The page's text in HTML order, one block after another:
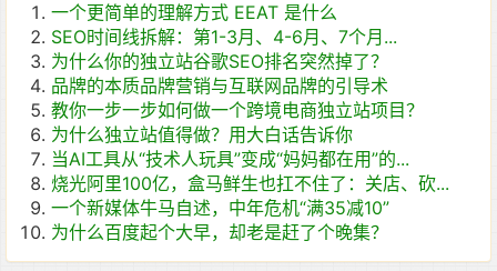
一个更简单的理解方式 EEAT 是什么
SEO时间线拆解：第1-3月、4-6月、7个月...
为什么你的独立站谷歌SEO排名突然掉了？
品牌的本质品牌营销与互联网品牌的引导术
教你一步一步如何做一个跨境电商独立站项目？
为什么独立站值得做？用大白话告诉你
当AI工具从“技术人玩具”变成“妈妈都在用”的...
烧光阿里100亿，盒马鲜生也扛不住了：关店、砍...
一个新媒体牛马自述，中年危机“满35减10”
为什么百度起个大早，却老是赶了个晚集？